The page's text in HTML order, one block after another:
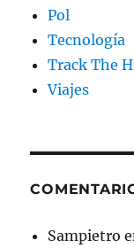
Pol
Tecnología
Track The
Viajes
Sampietro